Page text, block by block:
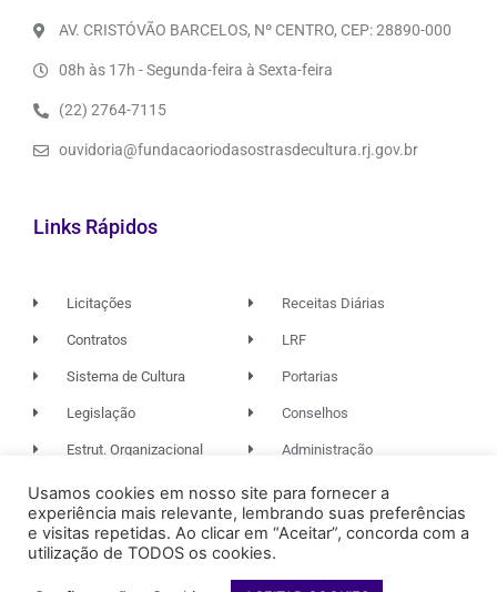
AV. CRISTÓVÃO BARCELOS, Nº CENTRO, CEP: 28890-000
08h às 17h - Segunda-feira à Sexta-feira
(22) 2764-7115
ouvidoria@fundacaoriodasostrasdecultura.rj.gov.br
Links Rápidos
Licitações
Contratos
Sistema de Cultura
Legislação
Estrut. Organizacional
Receitas Diárias
LRF
Portarias
Conselhos
Administração
© 2026. TODOS OS DIREITOS RESERVADOS.
Usamos cookies em nosso site para fornecer a
experiência mais relevante, lembrando suas preferências
e visitas repetidas. Ao clicar em “Aceitar”, concorda com a
utilização de TODOS os cookies.